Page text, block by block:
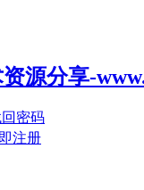
密码
注册